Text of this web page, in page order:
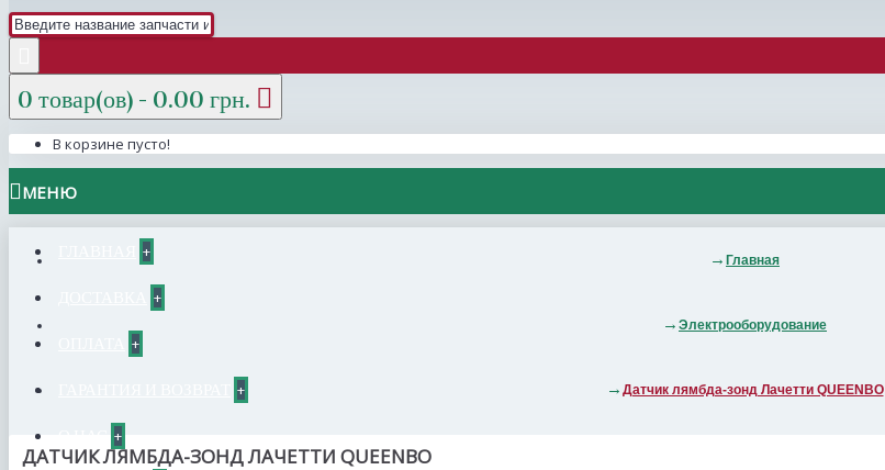
0 товар(ов) - 0.00 грн.
В корзине пусто!
МЕНЮ
+
+
+
+
+
Главная
Электрооборудование
Датчик лямбда-зонд Лачетти QUEENBO
ДАТЧИК ЛЯМБДА-ЗОНД ЛАЧЕТТИ QUEENBO